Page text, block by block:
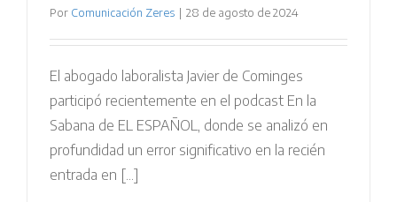
Por Comunicación Zeres | 28 de agosto de 2024
El abogado laboralista Javier de Cominges
participó recientemente en el podcast En la
Sabana de EL ESPAÑOL, donde se analizó en
profundidad un error significativo en la recién
entrada en [...]